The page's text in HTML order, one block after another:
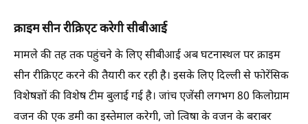
क्राइम सीन रीक्रिएट करेगी सीबीआई
मामले की तह तक पहुंचने के लिए सीबीआई अब घटनास्थल पर क्राइम
सीन रीक्रिएट करने की तैयारी कर रही है। इसके लिए दिल्ली से फोरेंसिक
विशेषज्ञों की विशेष टीम बुलाई गई है। जांच एजेंसी लगभग 80 किलोग्राम
वजन की एक डमी का इस्तेमाल करेगी, जो त्विषा के वजन के बराबर